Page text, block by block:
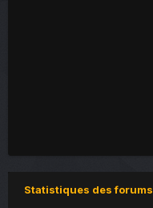
Statistiques des forums